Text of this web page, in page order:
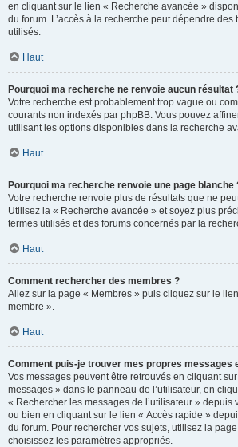
en cliquant sur le lien « Recherche avancée »
du forum. L’accès à la recherche peut dépendre
utilisés.
Haut
Pourquoi ma recherche ne renvoie aucun résultat
Votre recherche est probablement trop vague ou
courants non indexés par phpBB. Vous pouvez
utilisant les options disponibles dans la recherche
Haut
Pourquoi ma recherche renvoie une page blanche
Votre recherche renvoie plus de résultats que ne
Utilisez la « Recherche avancée » et soyez plus
termes utilisés et des forums concernés par la
Haut
Comment rechercher des membres ?
Allez sur la page « Membres » puis cliquez sur le
membre ».
Haut
Comment puis-je trouver mes propres messages
Vos messages peuvent être retrouvés en cliquant
messages » dans le panneau de l’utilisateur, en
« Rechercher les messages de l’utilisateur » depuis
ou bien en cliquant sur le lien « Accès rapide »
du forum. Pour rechercher vos sujets, utilisez la
choisissez les paramètres appropriés.